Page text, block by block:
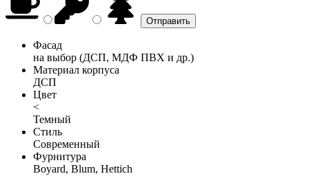
Фасад
на выбор (ДСП, МДФ ПВХ и др.)
Материал корпуса
ДСП
Цвет
<
Темный
Стиль
Современный
Фурнитура
Boyard, Blum, Hettich